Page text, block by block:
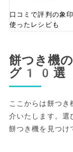
口コミで評判の象
使ったレシピも
餅つき機
グ10選
ここからは餅つき
介いたします。選
餅つき機を見つけ